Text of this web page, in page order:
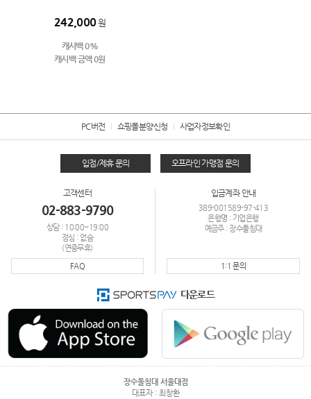
242,000원
캐시백 0%
캐시백 금액 0원
PC버전 쇼핑몰분양신청 사업자정보확인
입점/제휴 문의 오프라인 가맹점 문의
고객센터
02-883-9790
상담 : 10:00~19:00
점심 : 없슴
(연중무휴)
FAQ
입금계좌 안내
389-001589-97-413
은행명 : 기업은행
예금주 : 장수돌침대
1:1 문의
다운로드
장수돌침대 서울대점
대표자 : 최창환